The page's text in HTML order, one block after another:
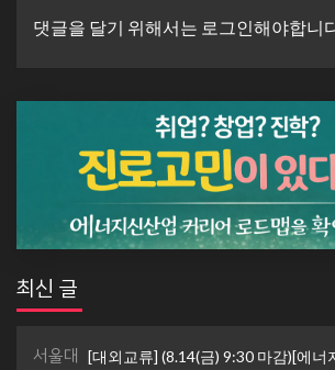
댓글을 달기 위해서는 로그인해야합니
최신 글
서울대 [대외교류] (8.14(금) 9:30 마감)[에너